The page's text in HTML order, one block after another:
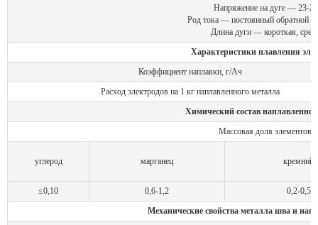
Напряжение на дуге — 23-
Род тока — постоянный обратной
Длина дуги — короткая,
Характеристики плавления
Коэффициент наплавки, г/Ач
Расход электродов на 1 кг наплавленного металла
Химический состав
Массовая доля
углерод марганец кремний
≤0,10 0,6-1,2
0,2-0,5
Механические свойства металла шва и